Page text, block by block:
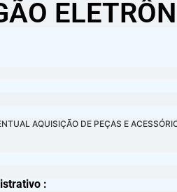
AQUISIÇÃO DE PEÇAS E
: